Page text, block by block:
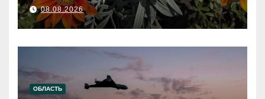
08.08.2026
ОБЛАСТЬ